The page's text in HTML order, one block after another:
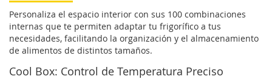
Personaliza el espacio interior con sus 100 combinaciones
internas que te permiten adaptar tu frigorífico a tus
necesidades, facilitando la organización y el almacenamiento
de alimentos de distintos tamaños.
Cool Box: Control de Temperatura Preciso